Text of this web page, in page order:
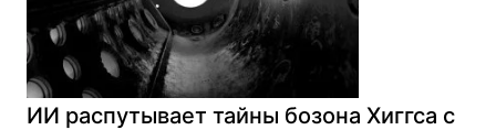
ИИ распутывает тайны бозона Хиггса с